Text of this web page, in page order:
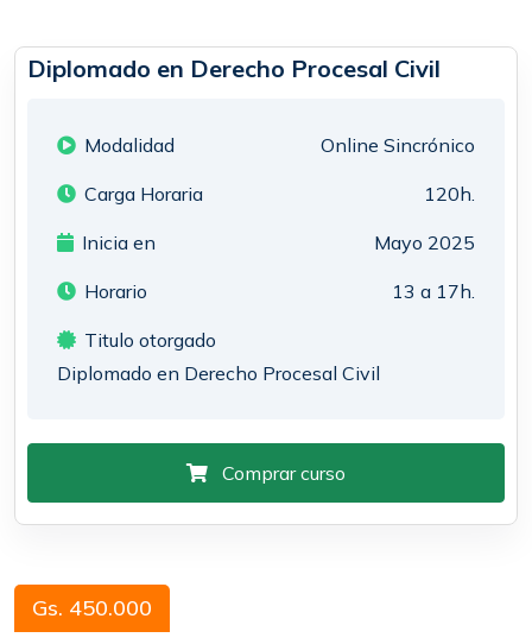
Diplomado en Derecho Procesal Civil
Modalidad Online Sincrónico
Carga Horaria 120h.
Inicia en Mayo 2025
Horario 13 a 17h.
Titulo otorgado
Diplomado en Derecho Procesal Civil
Comprar curso
Gs. 450.000